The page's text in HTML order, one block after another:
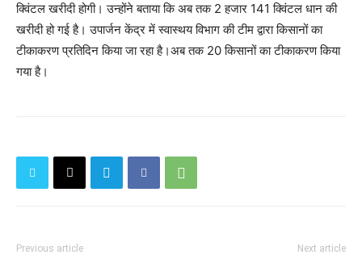
क्विंटल खरीदी होगी। उन्होंने बताया कि अब तक 2 हजार 141 क्विंटल धान की
खरीदी हो गई है। उपार्जन केंद्र में स्वास्थय विभाग की टीम द्वारा किसानों का
टीकाकरण प्रतिदिन किया जा रहा है।अब तक 20 किसानों का टीकाकरण किया
गया है।
Previous article Next article